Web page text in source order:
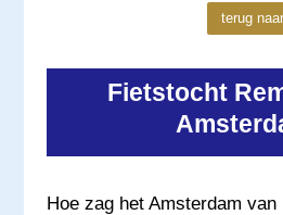
terug
Fietstocht
Hoe zag het Amsterdam